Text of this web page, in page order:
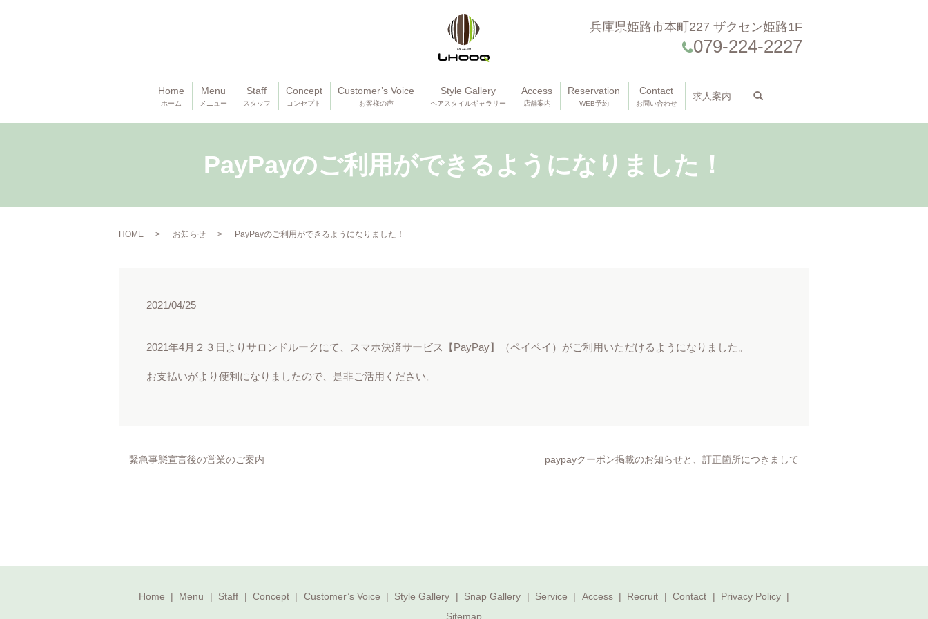
Home
ホーム
Menu
メニュー
Staff
スタッフ
Concept
コンセプト
Customer’s Voice
お客様の声
Style Gallery
ヘアスタイルギャラリー
Access
店舗案内
Reservation
WEB予約
Contact
お問い合わせ
求人案内 search
兵庫県姫路市本町227 ザクセン姫路1F
079-224-2227
PayPayのご利用ができるようになりました！
HOME お知らせ PayPayのご利用ができるようになりました！
2021/04/25
2021年4月２３日よりサロンドルークにて、スマホ決済サービス【PayPay】（ペイペイ）がご利用いただけるようになりました。
お支払いがより便利になりましたので、是非ご活用ください。
緊急事態宣言後の営業のご案内 paypayクーポン掲載のお知らせと、訂正箇所につきまして
Home Menu Staff Concept Customer’s Voice Style Gallery Snap Gallery Service Access Recruit Contact
Privacy Policy
Sitemap